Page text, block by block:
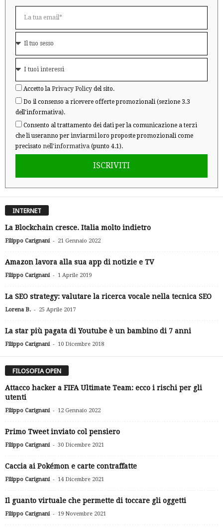
Accetto la Privacy Policy del sito.
Do il consenso a ricevere offerte promozionali (sezione 3.3
dell'informativa).
Consento al trattamento dei dati per la comunicazione a terzi
che li useranno per inviarmi loro proposte promozionali come
precisato nell'informativa (punto 4.1).
ISCRIVITI
INTERNET
La Blockchain cresce. Italia molto indietro
Filippo Carignani - 21 Gennaio 2022
Amazon lavora alla sua app di notizie e TV
Filippo Carignani - 1 Aprile 2019
La SEO strategy: valutare la ricerca vocale nella tecnica SEO
Lorena B. - 25 Aprile 2017
La star più pagata di Youtube è un bambino di 7 anni
Filippo Carignani - 10 Dicembre 2018
FILOSOFIA OPEN
Attacco hacker a FIFA Ultimate Team: ecco i rischi per gli
utenti
Filippo Carignani - 12 Gennaio 2022
Primo Tweet inviato col pensiero
Filippo Carignani - 30 Dicembre 2021
Caccia ai Pokémon e carte contraffatte
Filippo Carignani - 14 Dicembre 2021
Il guanto virtuale che permette di toccare gli oggetti
Filippo Carignani - 19 Novembre 2021